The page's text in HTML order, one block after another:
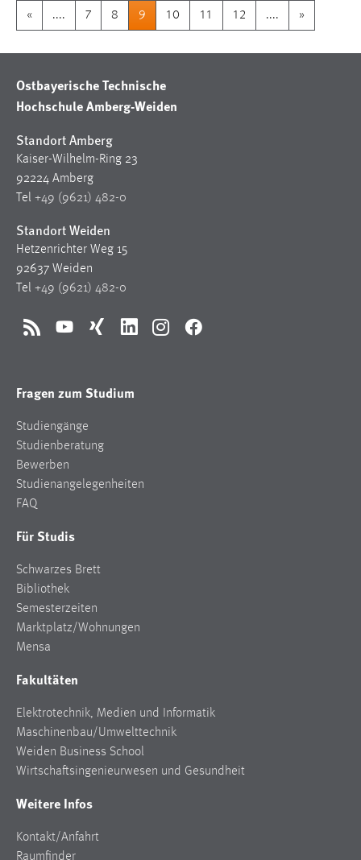
« .... 7 8 9 10 11 12 .... »
Ostbayerische Technische
Hochschule Amberg-Weiden
Standort Amberg
Kaiser-Wilhelm-Ring 23
92224 Amberg
Tel +49 (9621) 482-0
Standort Weiden
Hetzenrichter Weg 15
92637 Weiden
Tel +49 (9621) 482-0
RSS YouTubeXing LinkedInInstagramFacebook
Fragen zum Studium
Studiengänge
Studienberatung
Bewerben
Studienangelegenheiten
FAQ
Für Studis
Schwarzes Brett
Bibliothek
Semesterzeiten
Marktplatz/Wohnungen
Mensa
Fakultäten
Elektrotechnik, Medien und Informatik
Maschinenbau/Umwelttechnik
Weiden Business School
Wirtschaftsingenieurwesen und Gesundheit
Weitere Infos
Kontakt/Anfahrt
Raumfinder